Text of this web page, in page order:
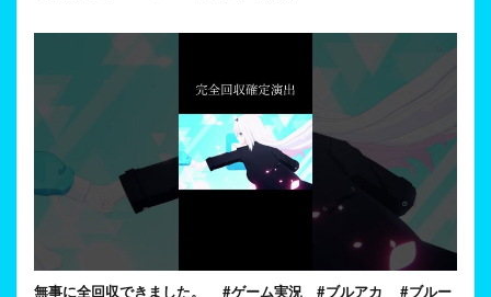
無事に全回収できました。 #ゲーム実況 #ブルアカ #ブルー